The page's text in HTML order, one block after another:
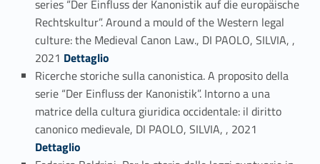
series “Der Einfluss der Kanonistik auf die europäische
Rechtskultur”. Around a mould of the Western legal
culture: the Medieval Canon Law., DI PAOLO, SILVIA, ,
2021 Link identifier #identifier_person_152610-3Dettaglio
Ricerche storiche sulla canonistica. A proposito della
serie “Der Einfluss der Kanonistik”. Intorno a una
matrice della cultura giuridica occidentale: il diritto
canonico medievale, DI PAOLO, SILVIA, , 2021
Dettaglio